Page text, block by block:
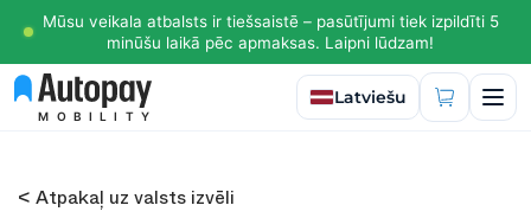
Mūsu veikala atbalsts ir tiešsaistē – pasūtījumi tiek izpildīti 5
minūšu laikā pēc apmaksas. Laipni lūdzam!
MOBILITY
Izvēlēties valodu
Latviešu
< Atpakaļ uz valsts izvēli